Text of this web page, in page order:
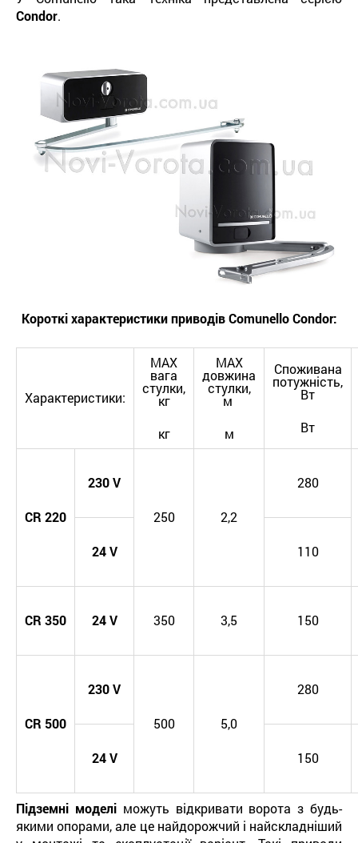
Condor.
Короткі характеристики приводівComunelloCondor:
Характеристики:
MAX
вага
стулки,
кг
кг
MAX
довжина
стулки,
м
м
Споживана
потужність,
Вт
Вт
CR 220
230V
250 2,2
280
24V 110
CR 350 24V 350 3,5 150
CR 500
230V
500 5,0
280
24V 150
Підземні моделіможуть відкривати ворота з будь-
якими опорами, але це найдорожчий і найскладніший